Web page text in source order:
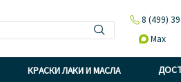
 8 (499)
 Max
КРАСКИ ЛАКИ И МАСЛА